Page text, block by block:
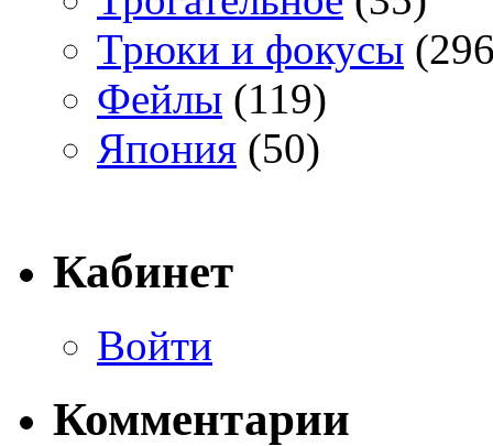
Трюки и фокусы
Фейлы (119)
Япония (50)
Кабинет
Войти
Комментарии